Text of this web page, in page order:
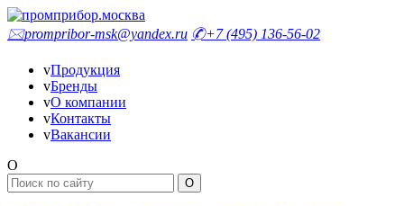
🖂prompribor-msk@yandex.ru ✆+7 (495) 136-56-02
vПродукция
vБренды
vО компании
vКонтакты
vВакансии
O